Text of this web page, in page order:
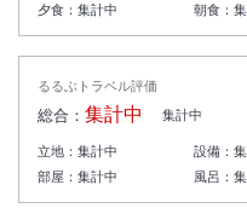
夕食： 集計中 朝食：
るるぶトラベル評価
総合： 集計中 集計中
立地： 集計中 設備：
部屋： 集計中 風呂：